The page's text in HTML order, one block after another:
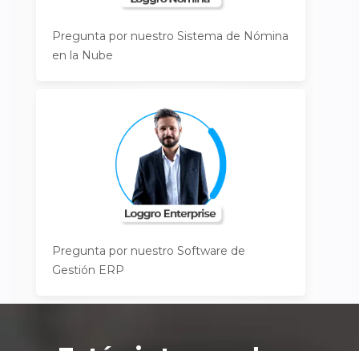
Pregunta por nuestro Sistema de Nómina
en la Nube
Pregunta por nuestro Software de
Gestión ERP